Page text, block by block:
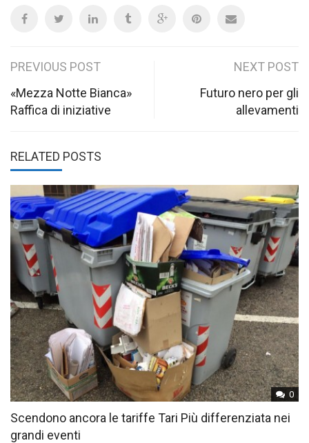
Post
navigation
PREVIOUS POST
«Mezza Notte Bianca»
Raffica di iniziative
NEXT POST
Futuro nero per gli
allevamenti
RELATED POSTS
0
Scendono ancora le tariffe Tari Più differenziata nei
grandi eventi